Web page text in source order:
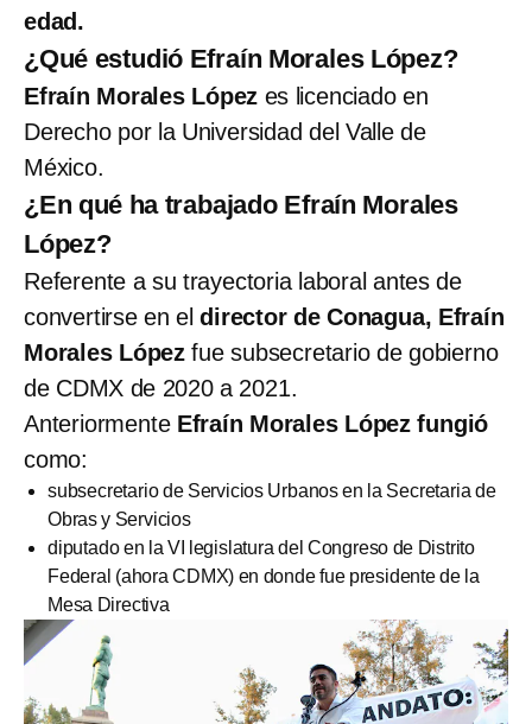
edad.
¿Qué estudió Efraín Morales López?
Efraín Morales López es licenciado en
Derecho por la Universidad del Valle de
México.
¿En qué ha trabajado Efraín Morales
López?
Referente a su trayectoria laboral antes de
convertirse en eldirector de Conagua, Efraín
Morales López fue subsecretario de gobierno
de CDMX de 2020 a 2021.
Anteriormente Efraín Morales López fungió
como:
subsecretario de Servicios Urbanos en la Secretaria de
Obras y Servicios
diputado en la VI legislatura del Congreso de Distrito
Federal (ahora CDMX) en donde fue presidente de la
Mesa Directiva